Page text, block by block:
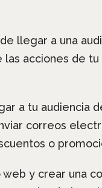
llegar a una
acciones de tu
a tu audiencia
correos
o
y crear una